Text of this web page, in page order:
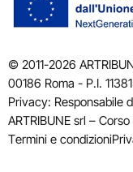
© 2011-2026
00186 Roma - P.I.
Privacy: Responsabile
ARTRIBUNE srl –
Termini e condizioni